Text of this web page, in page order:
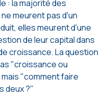
: la majorité des
meurent pas d'un
elles meurent d'une
de leur capital dans
croissance. La question
"croissance ou
mais "comment faire
deux ?"